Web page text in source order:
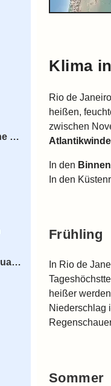
Dominikanische Republik
Französisch-Guayana
Klima
Rio de
heißen,
zwischen
In den
In den
Frühling
In Rio de
heißer
Niederschlag
Sommer